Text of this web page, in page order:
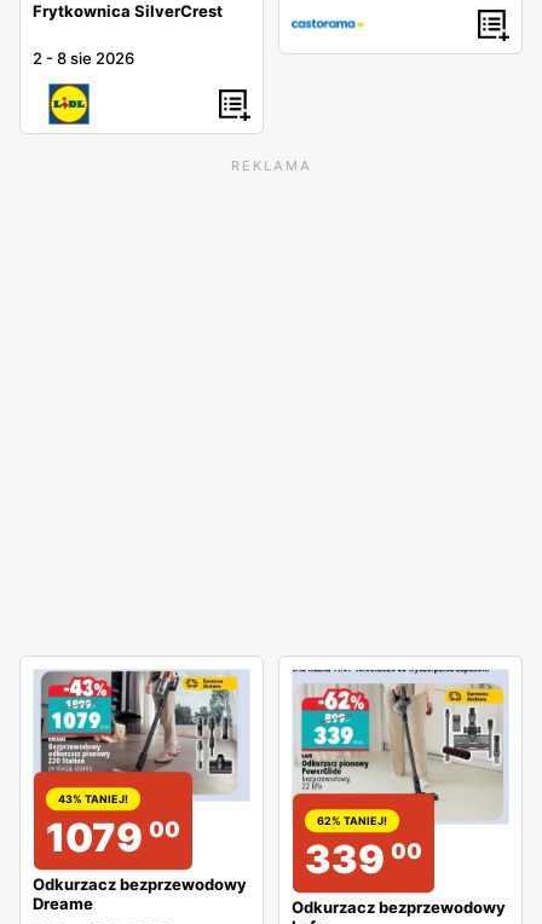
Frytkownica SilverCrest
2 -8 sie 2026
REKLAMA
43% TANIEJ!
1079 00
Odkurzacz bezprzewodowy
Dreame
62% TANIEJ!
339 00
Odkurzacz bezprzewodowy